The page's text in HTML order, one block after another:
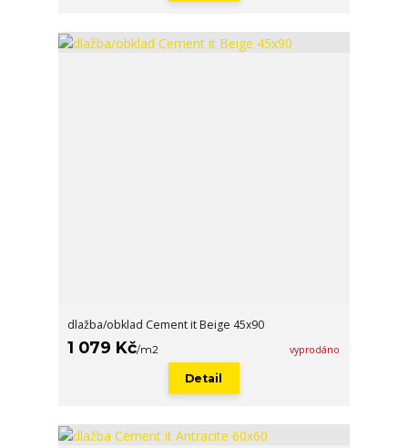
dlažba/obklad Cement it Beige 45x90
1 079 Kč/m2 vyprodáno
Detail